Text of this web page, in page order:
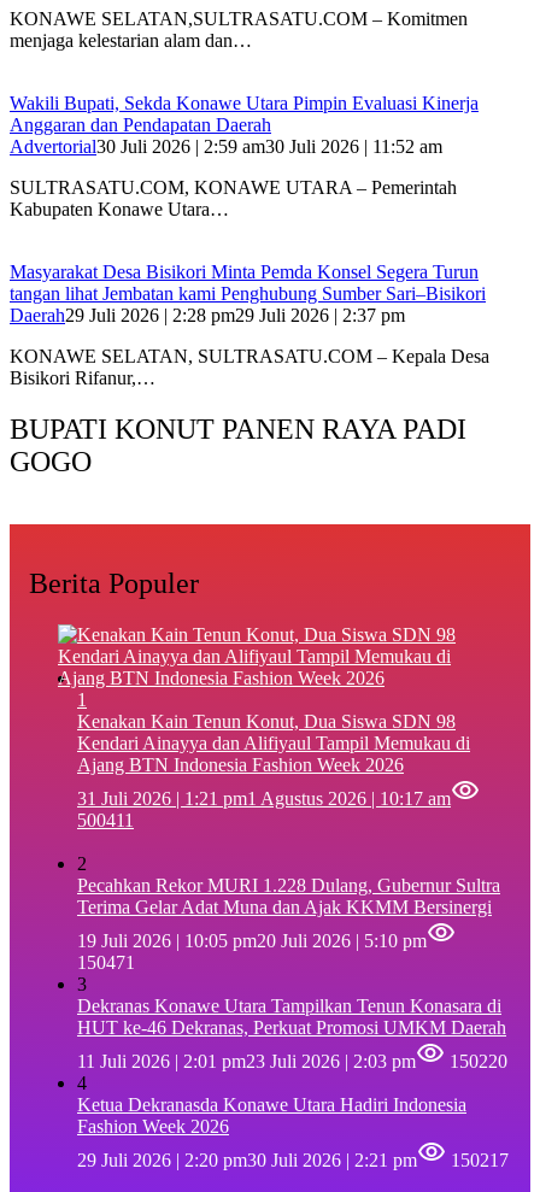
KONAWE SELATAN,SULTRASATU.COM – Komitmen
menjaga kelestarian alam dan…
Wakili Bupati, Sekda Konawe Utara Pimpin Evaluasi Kinerja
Anggaran dan Pendapatan Daerah
Advertorial30 Juli 2026 | 2:59 am30 Juli 2026 | 11:52 am
SULTRASATU.COM, KONAWE UTARA – Pemerintah
Kabupaten Konawe Utara…
Masyarakat Desa Bisikori Minta Pemda Konsel Segera Turun
tangan lihat Jembatan kami Penghubung Sumber Sari–Bisikori
Daerah29 Juli 2026 | 2:28 pm29 Juli 2026 | 2:37 pm
KONAWE SELATAN, SULTRASATU.COM – Kepala Desa
Bisikori Rifanur,…
BUPATI KONUT PANEN RAYA PADI
GOGO
Berita Populer
1
‎Kenakan Kain Tenun Konut, Dua Siswa SDN 98
Kendari Ainayya dan Alifiyaul Tampil Memukau di
Ajang BTN Indonesia Fashion Week 2026
31 Juli 2026 | 1:21 pm1 Agustus 2026 | 10:17 am
500411
2
Pecahkan Rekor MURI 1.228 Dulang, Gubernur Sultra
Terima Gelar Adat Muna dan Ajak KKMM Bersinergi
19 Juli 2026 | 10:05 pm20 Juli 2026 | 5:10 pm
150471
3
Dekranas Konawe Utara Tampilkan Tenun Konasara di
HUT ke-46 Dekranas, Perkuat Promosi UMKM Daerah
11 Juli 2026 | 2:01 pm23 Juli 2026 | 2:03 pm
150220
4
Ketua Dekranasda Konawe Utara Hadiri Indonesia
Fashion Week 2026
29 Juli 2026 | 2:20 pm30 Juli 2026 | 2:21 pm 150217